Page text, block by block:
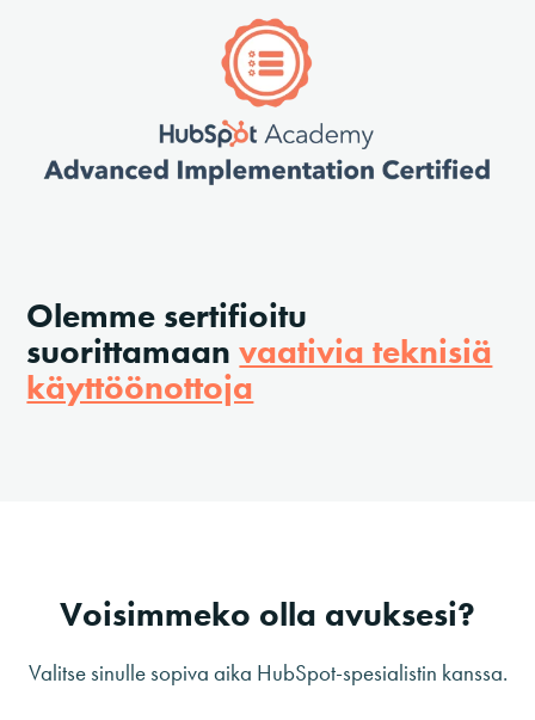
Olemme sertifioitu
suorittamaanvaativia teknisiä
käyttöönottoja
Voisimmeko olla avuksesi?
Valitse sinulle sopiva aika HubSpot-spesialistin kanssa.